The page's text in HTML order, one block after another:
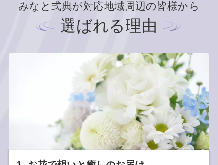
みなと式典が対応地域周辺の皆様から
選ばれる理由